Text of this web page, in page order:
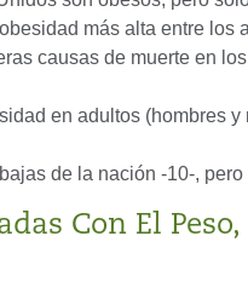
más alta entre
causas de muerte en
en adultos (hombres
de la nación -10-,
Con El